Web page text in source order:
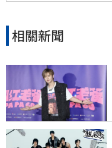
相關新聞